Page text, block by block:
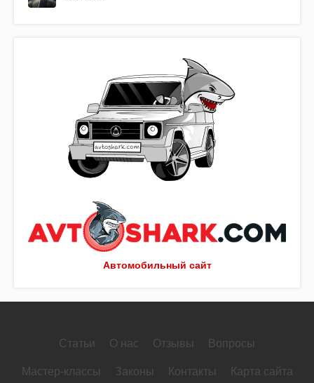
Автомобильный сайт
Статьи О нас Отзывы Вопросы
Мастер-классы Законы Контакты Карта сайта